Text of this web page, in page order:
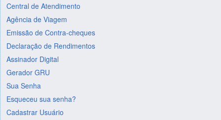
Central de Atendimento
Agência de Viagem
Emissão de Contra-cheques
Declaração de Rendimentos
Assinador Digital
Gerador GRU
Sua Senha
Esqueceu sua senha?
Cadastrar Usuário